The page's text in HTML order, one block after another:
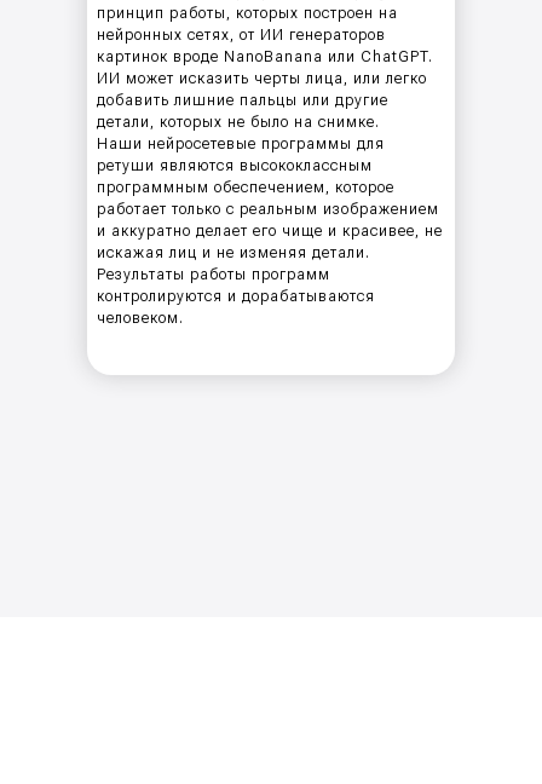
принцип работы, которых построен на
нейронных сетях, от ИИ генераторов
картинок вроде NanoBanana или ChatGPT.
ИИ может исказить черты лица, или легко
добавить лишние пальцы или другие
детали, которых не было на снимке.
Наши нейросетевые программы для
ретуши являются высококлассным
программным обеспечением, которое
работает только с реальным изображением
и аккуратно делает его чище и красивее, не
искажая лиц и не изменяя детали.
Результаты работы программ
контролируются и дорабатываются
человеком.